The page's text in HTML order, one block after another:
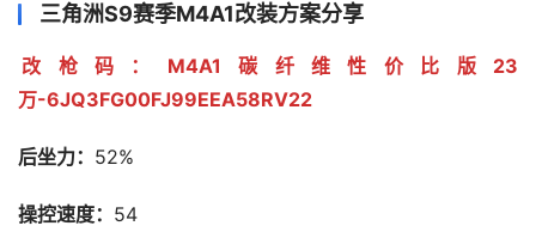
三角洲S9赛季M4A1改装方案分享
改枪码：M4A1碳纤维性价比版23
万-6JQ3FG00FJ99EEA58RV22
后坐力： 52%
操控速度： 54